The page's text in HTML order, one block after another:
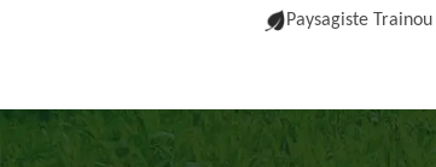
Paysagiste Trainou